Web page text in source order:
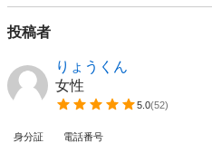
投稿者
りょうくん
女性
5.0(52)
身分証 電話番号